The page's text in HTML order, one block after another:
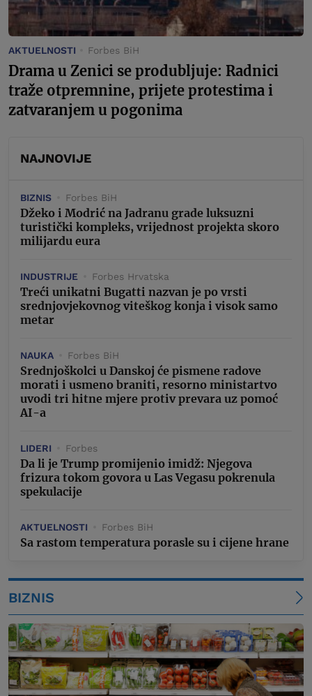
AKTUELNOSTI Forbes BiH
Drama u Zenici se produbljuje: Radnici
traže otpremnine, prijete protestima i
zatvaranjem u pogonima
NAJNOVIJE
BIZNIS Forbes BiH
Džeko i Modrić na Jadranu grade luksuzni
turistički kompleks, vrijednost projekta skoro
milijardu eura
INDUSTRIJE Forbes Hrvatska
Treći unikatni Bugatti nazvan je po vrsti
srednjovjekovnog viteškog konja i visok samo
metar
NAUKA Forbes BiH
Srednjoškolci u Danskoj će pismene radove
morati i usmeno braniti, resorno ministartvo
uvodi tri hitne mjere protiv prevara uz pomoć
AI-a
LIDERI Forbes
Da li je Trump promijenio imidž: Njegova
frizura tokom govora u Las Vegasu pokrenula
spekulacije
AKTUELNOSTI Forbes BiH
Sa rastom temperatura porasle su i cijene hrane
BIZNIS